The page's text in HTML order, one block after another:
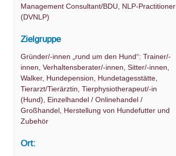
Management Consultant/BDU, NLP-Practitioner
(DVNLP)
Zielgruppe
Gründer/-innen „rund um den Hund“: Trainer/-
innen, Verhaltensberater/-innen, Sitter/-innen,
Walker, Hundepension, Hundetagesstätte,
Tierarzt/Tierärztin, Tierphysiotherapeut/-in
(Hund), Einzelhandel / Onlinehandel /
Großhandel, Herstellung von Hundefutter und
Zubehör
Ort: